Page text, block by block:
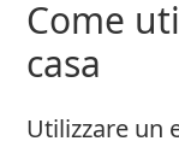
Come
casa
Utilizzare un